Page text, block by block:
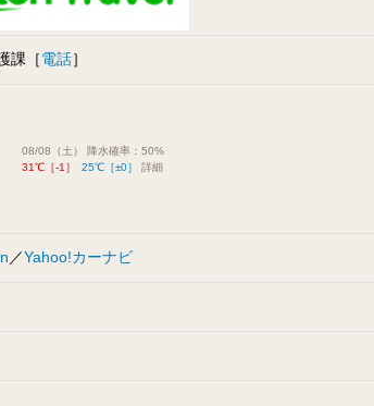
課［電話］
08/08（土） 降水確率：50%
31℃［-1］
25℃［±0］ 詳細
／Yahoo!カーナビ